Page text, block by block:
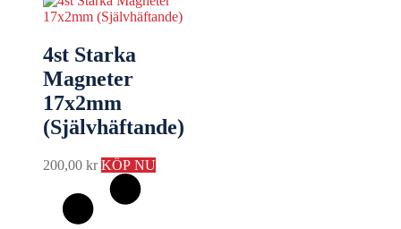
4st Starka
Magneter
17x2mm
(Självhäftande)
200,00 kr KÖP NU